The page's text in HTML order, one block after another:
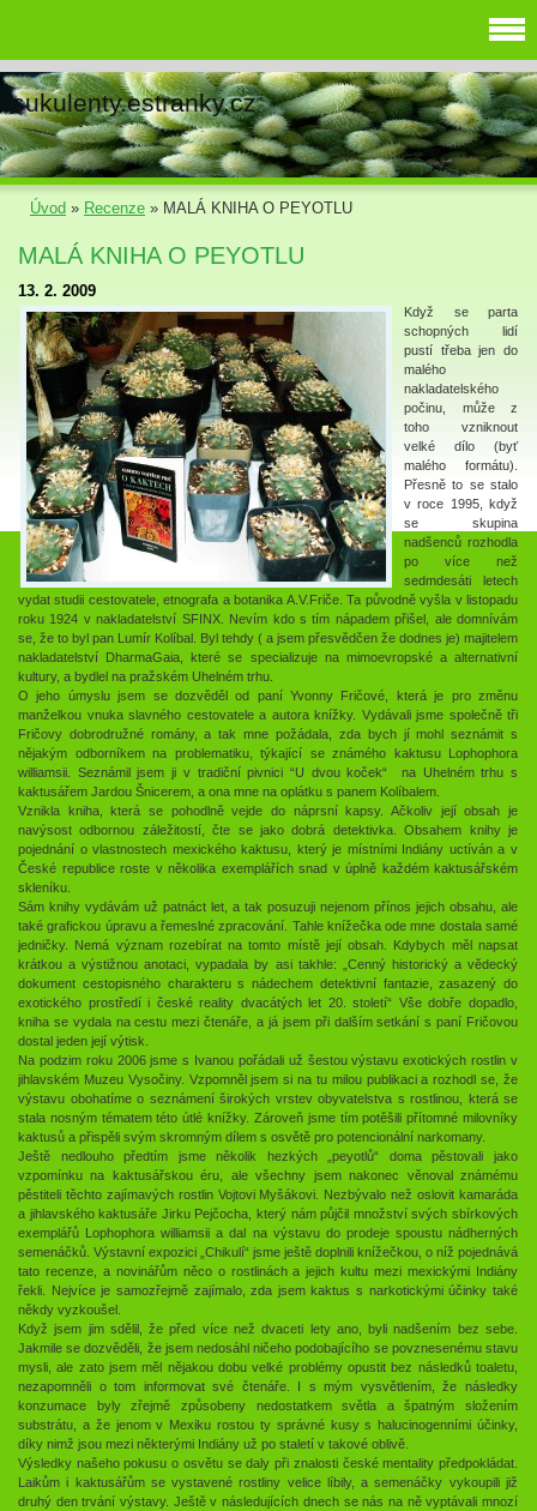
sukulenty.estranky.cz
Úvod » Recenze » MALÁ KNIHA O PEYOTLU
MALÁ KNIHA O PEYOTLU
13. 2. 2009
Když se parta
schopných lidí
pustí třeba jen do
malého
nakladatelského
počinu, může z
toho vzniknout
velké dílo (byť
malého formátu).
Přesně to se stalo
v roce 1995, když
se skupina
nadšenců rozhodla
po více než
sedmdesáti letech
vydat studii cestovatele, etnografa a botanika A.V.Friče. Ta původně vyšla v listopadu
roku 1924 v nakladatelství SFINX. Nevím kdo s tím nápadem přišel, ale domnívám
se, že to byl pan Lumír Kolíbal. Byl tehdy ( a jsem přesvědčen že dodnes je) majitelem
nakladatelství DharmaGaia, které se specializuje na mimoevropské a alternativní
kultury, a bydlel na pražském Uhelném trhu.
O jeho úmyslu jsem se dozvěděl od paní Yvonny Fričové, která je pro změnu
manželkou vnuka slavného cestovatele a autora knížky. Vydávali jsme společně tři
Fričovy dobrodružné romány, a tak mne požádala, zda bych jí mohl seznámit s
nějakým odborníkem na problematiku, týkající se známého kaktusu Lophophora
williamsii. Seznámil jsem ji v tradiční pivnici “U dvou koček“ na Uhelném trhu s
kaktusářem Jardou Šnicerem, a ona mne na oplátku s panem Kolíbalem.
Vznikla kniha, která se pohodlně vejde do náprsní kapsy. Ačkoliv její obsah je
navýsost odbornou záležitostí, čte se jako dobrá detektivka. Obsahem knihy je
pojednání o vlastnostech mexického kaktusu, který je místními Indiány uctíván a v
České republice roste v několika exemplářích snad v úplně každém kaktusářském
skleníku.
Sám knihy vydávám už patnáct let, a tak posuzuji nejenom přínos jejich obsahu, ale
také grafickou úpravu a řemeslné zpracování. Tahle knížečka ode mne dostala samé
jedničky. Nemá význam rozebírat na tomto místě její obsah. Kdybych měl napsat
krátkou a výstižnou anotaci, vypadala by asi takhle: „Cenný historický a vědecký
dokument cestopisného charakteru s nádechem detektivní fantazie, zasazený do
exotického prostředí i české reality dvacátých let 20. století“ Vše dobře dopadlo,
kniha se vydala na cestu mezi čtenáře, a já jsem při dalším setkání s paní Fričovou
dostal jeden její výtisk.
Na podzim roku 2006 jsme s Ivanou pořádali už šestou výstavu exotických rostlin v
jihlavském Muzeu Vysočiny. Vzpomněl jsem si na tu milou publikaci a rozhodl se, že
výstavu obohatíme o seznámení širokých vrstev obyvatelstva s rostlinou, která se
stala nosným tématem této útlé knížky. Zároveň jsme tím potěšili přítomné milovníky
kaktusů a přispěli svým skromným dílem s osvětě pro potencionální narkomany.
Ještě nedlouho předtím jsme několik hezkých „peyotlů“ doma pěstovali jako
vzpomínku na kaktusářskou éru, ale všechny jsem nakonec věnoval známému
pěstiteli těchto zajímavých rostlin Vojtovi Myšákovi. Nezbývalo než oslovit kamaráda
a jihlavského kaktusáře Jirku Pejčocha, který nám půjčil množství svých sbírkových
exemplářů Lophophora williamsii a dal na výstavu do prodeje spoustu nádherných
semenáčků. Výstavní expozici „Chikulí“ jsme ještě doplnili knížečkou, o níž pojednává
tato recenze, a novinářům něco o rostlinách a jejich kultu mezi mexickými Indiány
řekli. Nejvíce je samozřejmě zajímalo, zda jsem kaktus s narkotickými účinky také
někdy vyzkoušel.
Když jsem jim sdělil, že před více než dvaceti lety ano, byli nadšením bez sebe.
Jakmile se dozvěděli, že jsem nedosáhl ničeho podobajícího se povznesenému stavu
mysli, ale zato jsem měl nějakou dobu velké problémy opustit bez následků toaletu,
nezapomněli o tom informovat své čtenáře. I s mým vysvětlením, že následky
konzumace byly zřejmě způsobeny nedostatkem světla a špatným složením
substrátu, a že jenom v Mexiku rostou ty správné kusy s halucinogenními účinky,
díky nimž jsou mezi některými Indiány už po staletí v takové oblivě.
Výsledky našeho pokusu o osvětu se daly při znalosti české mentality předpokládat.
Laikům i kaktusářům se vystavené rostliny velice líbily, a semenáčky vykoupili již
druhý den trvání výstavy. Ještě v následujících dnech se nás na ně vyptávali mnozí